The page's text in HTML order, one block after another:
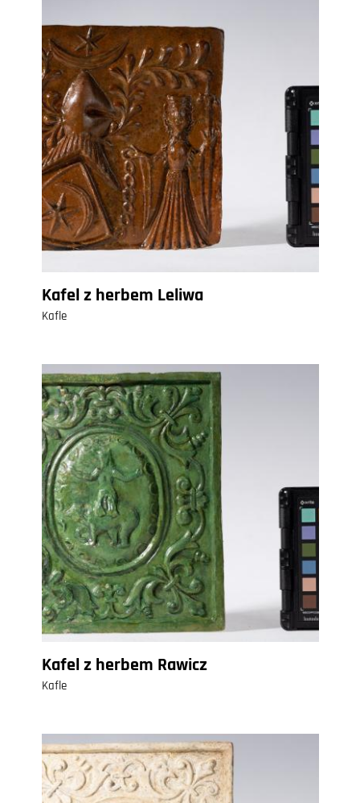
Kafel z herbem Leliwa
Kafle
Kafel z herbem Rawicz
Kafle